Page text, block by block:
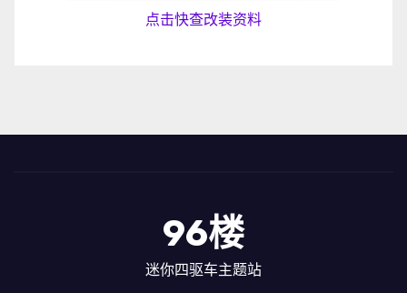
点击快查改装资料
96楼
迷你四驱车主题站